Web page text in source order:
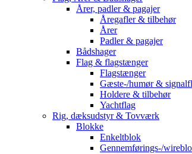
Årer, padler & pagajer
Åregafler & tilbehør
Årer
Padler & pagajer
Bådshager
Flag & flagstænger
Flagstænger
Gæste-/humør &
Holdere & tilbehør
Yachtflag
Rig, dæksudstyr & Tovværk
Blokke
Enkeltblok
Gennemførings-/